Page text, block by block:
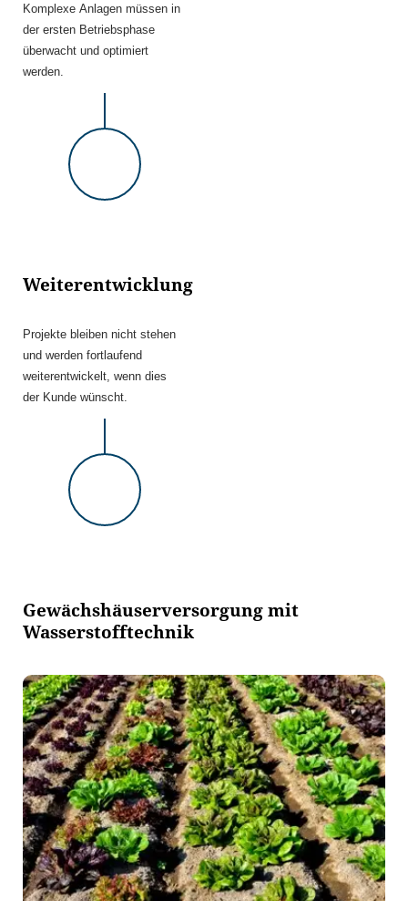
Komplexe Anlagen müssen in
der ersten Betriebsphase
überwacht und optimiert
werden.
Weiterentwicklung
Projekte bleiben nicht stehen
und werden fortlaufend
weiterentwickelt, wenn dies
der Kunde wünscht.
Gewächshäuserversorgung mit
Wasserstofftechnik